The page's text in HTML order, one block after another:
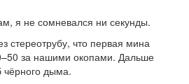
я не сомневался ни секунды.
стереотрубу, что первая мина
за нашими окопами. Дальше
чёрного дыма.